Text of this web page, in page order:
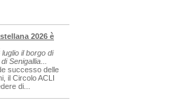
2026 è
il borgo di
Senigallia...
successo delle
il Circolo ACLI
di...